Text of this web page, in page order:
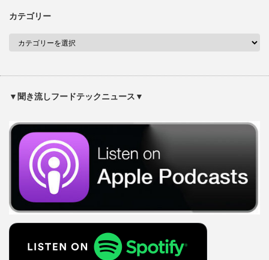
カテゴリー
▼聞き流しフードテックニュース▼